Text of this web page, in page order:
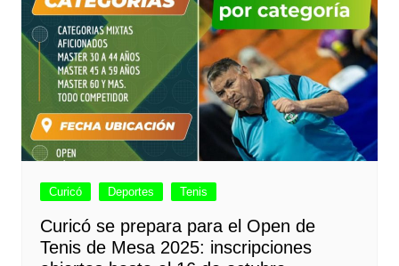
Curicó Deportes Tenis
Curicó se prepara para el Open de
Tenis de Mesa 2025: inscripciones